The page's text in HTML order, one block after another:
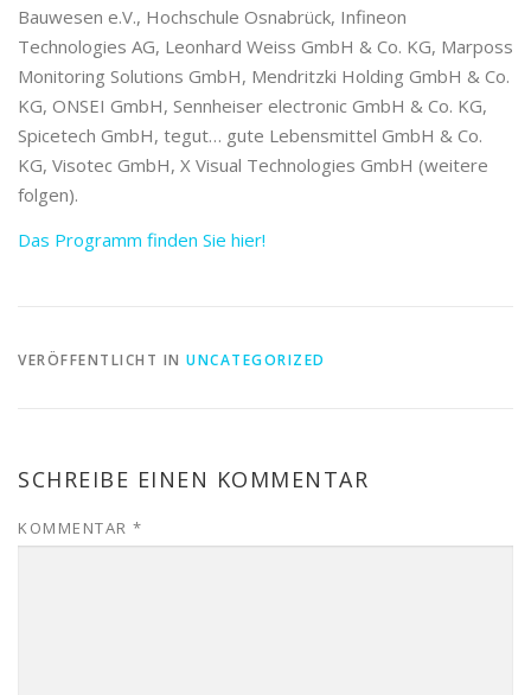
Bauwesen e.V., Hochschule Osnabrück, Infineon
Technologies AG, Leonhard Weiss GmbH & Co. KG, Marposs
Monitoring Solutions GmbH, Mendritzki Holding GmbH & Co.
KG, ONSEI GmbH, Sennheiser electronic GmbH & Co. KG,
Spicetech GmbH, tegut… gute Lebensmittel GmbH & Co.
KG, Visotec GmbH, X Visual Technologies GmbH (weitere
folgen).
Das Programm finden Sie hier!
VERÖFFENTLICHT IN UNCATEGORIZED
SCHREIBE EINEN KOMMENTAR
KOMMENTAR *